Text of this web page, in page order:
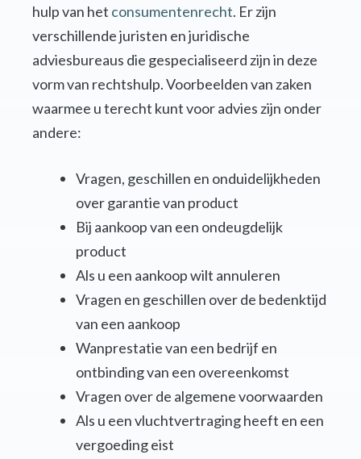
hulp van het consumentenrecht. Er zijn
verschillende juristen en juridische
adviesbureaus die gespecialiseerd zijn in deze
vorm van rechtshulp. Voorbeelden van zaken
waarmee u terecht kunt voor advies zijn onder
andere:
Vragen, geschillen en onduidelijkheden
over garantie van product
Bij aankoop van een ondeugdelijk
product
Als u een aankoop wilt annuleren
Vragen en geschillen over de bedenktijd
van een aankoop
Wanprestatie van een bedrijf en
ontbinding van een overeenkomst
Vragen over de algemene voorwaarden
Als u een vluchtvertraging heeft en een
vergoeding eist